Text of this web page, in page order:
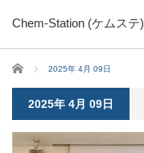
Chem-Station (ケムステ)
ホーム 2025年 4月 09日
2025年 4月 09日